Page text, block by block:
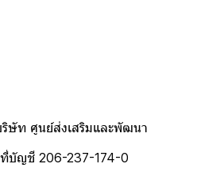
ท ศูนย์ส่งเสริมและพัฒนา
ชี 206-237-174-0